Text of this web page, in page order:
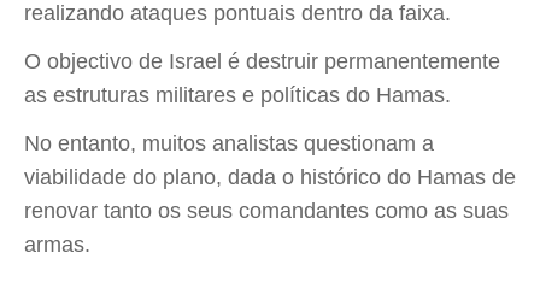
realizando ataques pontuais dentro da faixa.
O objectivo de Israel é destruir permanentemente
as estruturas militares e políticas do Hamas.
No entanto, muitos analistas questionam a
viabilidade do plano, dada o histórico do Hamas de
renovar tanto os seus comandantes como as suas
armas.